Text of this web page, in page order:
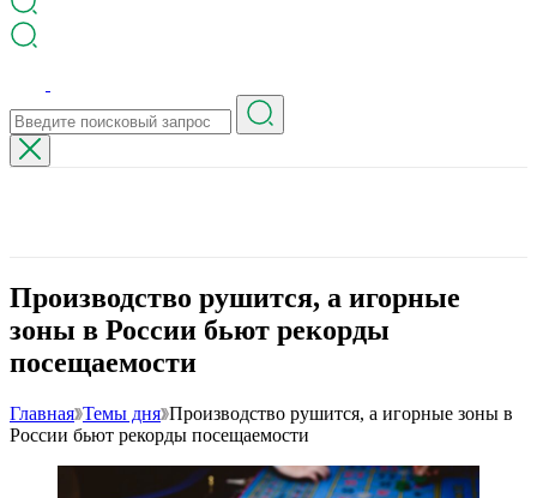
Производство рушится, а игорные
зоны в России бьют рекорды
посещаемости
Главная Темы дня Производство рушится, а игорные зоны в
России бьют рекорды посещаемости